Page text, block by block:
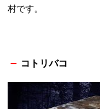
村です。
コトリバコ